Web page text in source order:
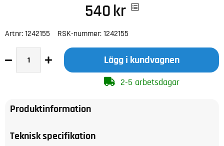
540 kr
Artnr: 1242155 RSK-nummer: 1242155
Lägg i kundvagnen
2-5 arbetsdagar
Produktinformation
Teknisk specifikation